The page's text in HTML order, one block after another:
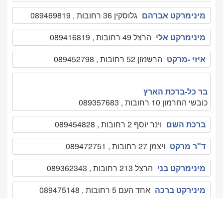
מינימרקט אברהם גלוסקין 36 רחובות , 089469819
מינימרקט אלי הרצל 49 רחובות , 089416819
איזי -מרקט הרשנזון 52 רחובות , 089452798
בר כל-ברכת הארץ
כובשי החרמון 10 רחובות , 089357683
ברכת השם וינר יוסף 2 רחובות , 089454828
ד"ר מרקט ויצמן 27 רחובות , 089472751
מינימרקט בני הרצל 213 רחובות , 089362343
מינירקט ברכה אחד העם 5 רחובות , 089475148